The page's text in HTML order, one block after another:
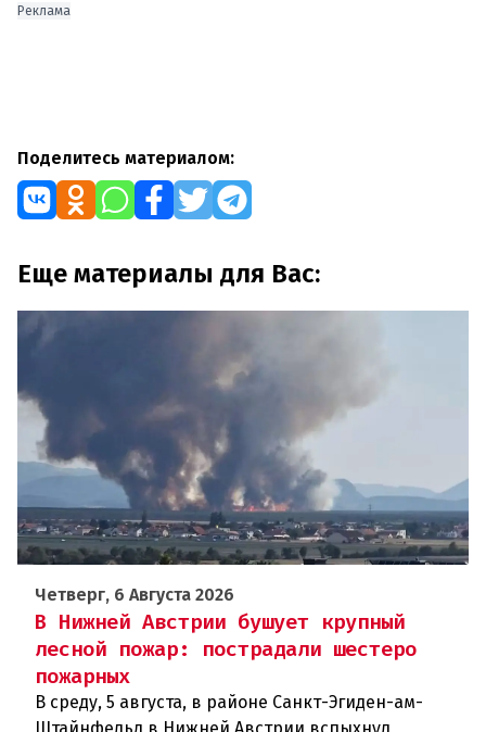
Реклама
Поделитесь материалом:
Еще материалы для Вас:
Четверг, 6 Августа 2026
В Нижней Австрии бушует крупный
лесной пожар: пострадали шестеро
пожарных
В среду, 5 августа, в районе Санкт-Эгиден-ам-